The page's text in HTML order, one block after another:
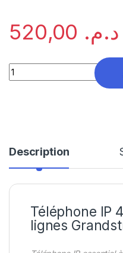
د.م.
Téléphone IP 4 Comptes
Description
Téléphone IP
lignes